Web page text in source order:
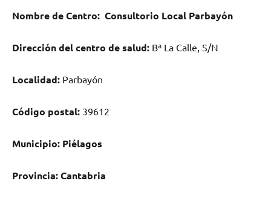
Nombre dе Centro: Consultorio Local Parbayón
Dirección del centro dе salud: Bª La Calle, S/N
Localidad: Parbayón
Código postal: 39612
Municipio: Piélagos
Provincia:Cantabria